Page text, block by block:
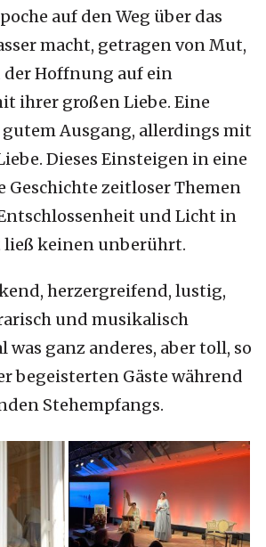
auf den Weg über das
macht, getragen von Mut,
der Hoffnung auf ein
ihrer großen Liebe. Eine
Ausgang, allerdings mit
Dieses Einsteigen in eine
Geschichte zeitloser Themen
und Licht in
keinen unberührt.
herzergreifend, lustig,
und musikalisch
was ganz anderes, aber toll, so
begeisterten Gäste während
Stehempfangs.